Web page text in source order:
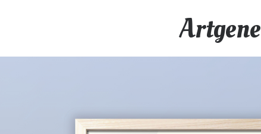
Artgene